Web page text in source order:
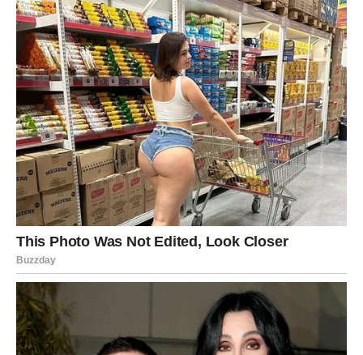
Možda ste u pojedinim trenucima pomislili da će taj san
ostati nedostižan, ali zvijezde sada jasno pokazuju da
dolazi vrijeme kada će se okolnosti početi razvijati upravo
u vašu korist.
Sudbina će vas povezati sa pravim ljudima i otvoriti vam
mogućnosti koje će vas dovesti do cilja kojem ste dugo
težili.
Kada pogledate iza sebe, shvatićete da nijedan izazov
nije bio uzaludan i da vas je svaki korak pripremao za ovaj
veliki preokret.
Lijepe vijesti stižu onda kada ih
najmanje očekujete